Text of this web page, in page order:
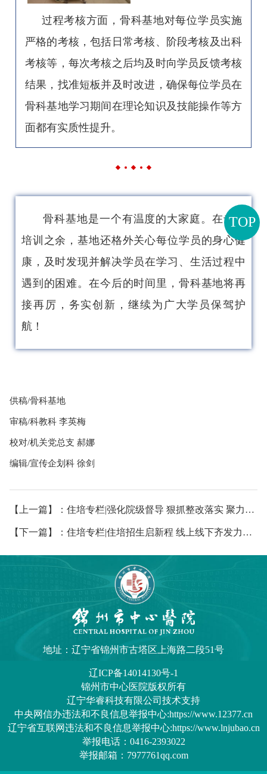
TOP
过程考核方面，骨科基地对每位学员实施
严格的考核，包括日常考核、阶段考核及出科
考核等，每次考核之后均及时向学员反馈考核
结果，找准短板并及时改进，确保每位学员在
骨科基地学习期间在理论知识及技能操作等方
面都有实质性提升。
骨科基地是一个有温度的大家庭。在专科
培训之余，基地还格外关心每位学员的身心健
康，及时发现并解决学员在学习、生活过程中
遇到的困难。在今后的时间里，骨科基地将再
接再厉，务实创新，继续为广大学员保驾护
航！
供稿/骨科基地
审稿/科教科 李英梅
校对/机关党总支 郝娜
编辑/宣传企划科 徐剑
【上一篇】：住培专栏|强化院级督导 狠抓整改落实 聚力质量提升 —2025年住培院级督导工作开始
【下一篇】：住培专栏|住培招生启新程 线上线下齐发力——锦州市中心医院多维度推进住院医师规范化培训招生宣传工作
地址：辽宁省锦州市古塔区上海路二段51号
辽ICP备14014130号-1
锦州市中心医院版权所有
辽宁华睿科技有限公司技术支持
中央网信办违法和不良信息举报中心:https://www.12377.cn
辽宁省互联网违法和不良信息举报中心:https://www.lnjubao.cn
举报电话：0416-2393022
举报邮箱：7977761qq.com